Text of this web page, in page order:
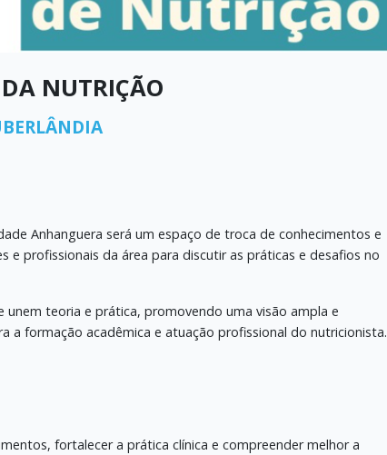
NUTRIÇÃO
Anhanguera será um espaço de troca de conhecimentos e
e profissionais da área para discutir as práticas e desafios no
teoria e prática, promovendo uma visão ampla e
a formação acadêmica e atuação profissional do nutricionista.
fortalecer a prática clínica e compreender melhor a